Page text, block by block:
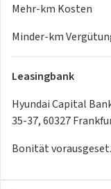
Abwärts-/
Fahrer
elektrisch für
Konnektivität
Apple CarPlay™ und
Bluetooth®-
USB-Anschluss
Mehr-km Kosten
Minder-km
Leasingbank
Hyundai Capital
35-37, 60327
Bonität